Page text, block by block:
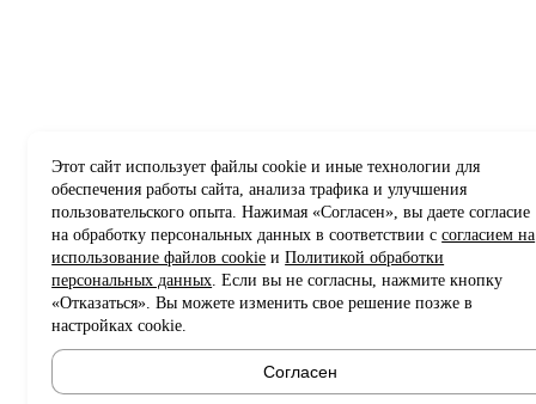
Этот сайт использует файлы cookie и иные технологии для
обеспечения работы сайта, анализа трафика и улучшения
пользовательского опыта. Нажимая «Согласен», вы даете согласие
на обработку персональных данных в соответствии ссогласием на
использование файлов cookie иПолитикой обработки
персональных данных. Если вы не согласны, нажмите кнопку
«Отказаться». Вы можете изменить свое решение позже в
настройках cookie.
Согласен